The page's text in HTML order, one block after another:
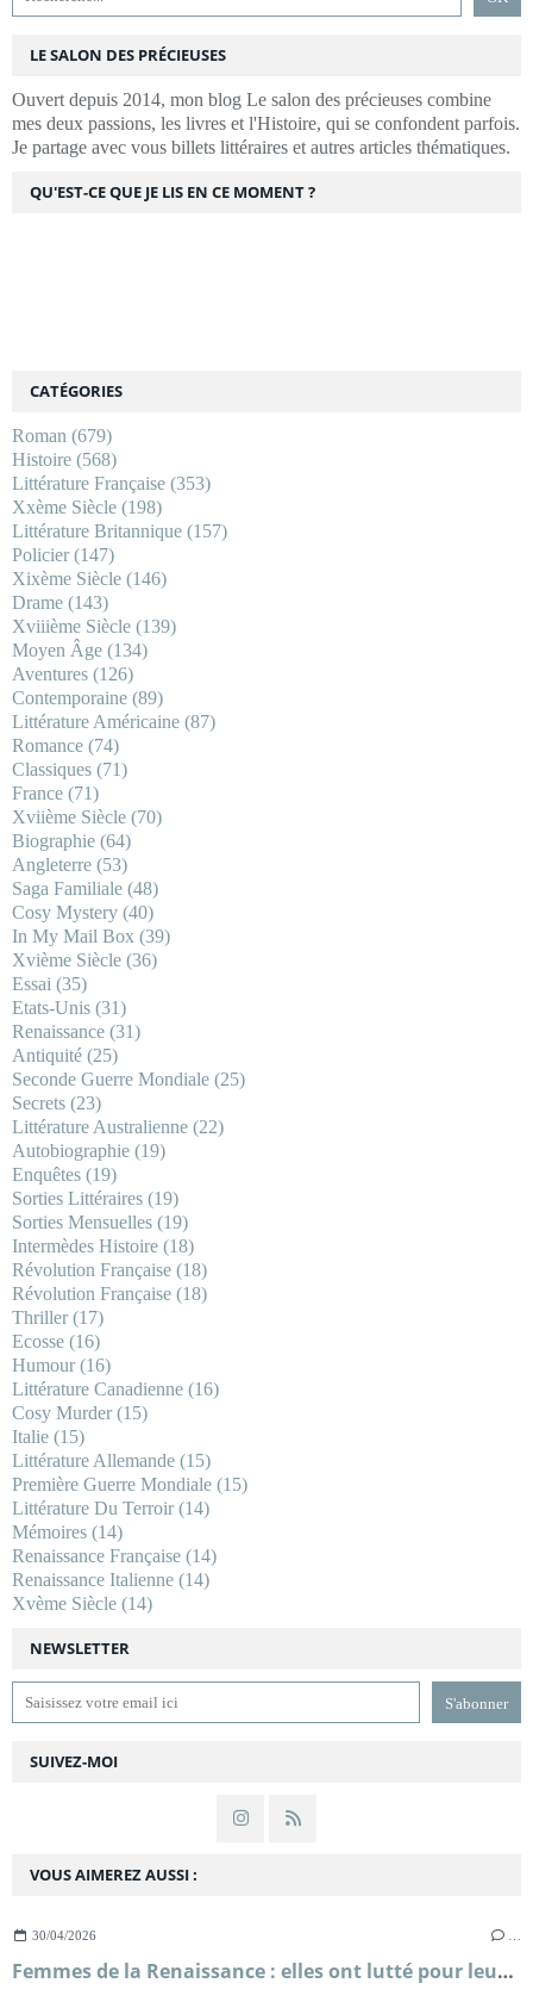
NEWSLETTER
SUIVEZ-MOI
LE SALON DES PRÉCIEUSES
Ouvert depuis 2014, mon blog Le salon des précieuses combine
mes deux passions, les livres et l'Histoire, qui se confondent parfois.
Je partage avec vous billets littéraires et autres articles thématiques.
VOUS AIMEREZ AUSSI :
30/04/2026
Femmes de la Renaissance : elles ont lutté pour leur liberté ; Sylvie Le Clech
CATÉGORIES
Roman (679)
Histoire (568)
Littérature Française (353)
Xxème Siècle (198)
Littérature Britannique (157)
Policier(147)
Xixème Siècle (146)
Drame (143)
Xviiième Siècle (139)
Moyen Âge (134)
Aventures (126)
Contemporaine (89)
Littérature Américaine (87)
Romance (74)
Classiques (71)
France (71)
Xviième Siècle (70)
Biographie (64)
Angleterre (53)
Saga Familiale (48)
Cosy Mystery (40)
In My Mail Box (39)
Xvième Siècle (36)
Essai (35)
Etats-Unis (31)
Renaissance (31)
Antiquité (25)
Seconde Guerre Mondiale (25)
Secrets (23)
Littérature Australienne (22)
Autobiographie (19)
Enquêtes (19)
Sorties Littéraires (19)
Sorties Mensuelles (19)
Intermèdes Histoire (18)
Révolution Française (18)
Révolution Française (18)
Thriller(17)
Ecosse (16)
Humour(16)
Littérature Canadienne (16)
Cosy Murder(15)
Italie (15)
Littérature Allemande (15)
Première Guerre Mondiale (15)
Littérature Du Terroir(14)
Mémoires (14)
Renaissance Française (14)
Renaissance Italienne (14)
Xvème Siècle (14)
QU'EST-CE QUE JE LIS EN CE MOMENT ?